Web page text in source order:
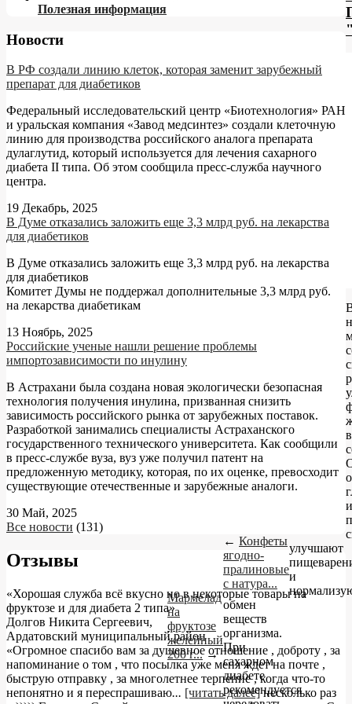
Полезная информация
Новости
В РФ создали линию клеток, которая заменит зарубежный
препарат для диабетиков
Федеральный исследовательский центр «Биотехнология» РАН
и уральская компания «Завод медсинтез» создали клеточную
линию для производства российского аналога препарата
дулаглутид, который используется для лечения сахарного
диабета II типа. Об этом сообщила пресс-служба научного
центра.
19 Декабрь, 2025
В Думе отказались заложить еще 3,3 млрд руб. на лекарства
для диабетиков
В Думе отказались заложить еще 3,3 млрд руб. на лекарства
для диабетиков
Комитет Думы не поддержал дополнительные 3,3 млрд руб.
на лекарства диабетикам
13 Ноябрь, 2025
Российские ученые нашли решение проблемы
импортозависимости по инулину
В Астрахани была создана новая экологически безопасная
технология получения инулина, призванная снизить
зависимость российского рынка от зарубежных поставок.
Разработкой занимались специалисты Астраханского
государственного технического университета. Как сообщили
в пресс-службе вуза, вуз уже получил патент на
предложенную методику, которая, по их оценке, превосходит
существующие отечественные и зарубежные аналоги.
30 Май, 2025
Все новости (131)
Отзывы
«Хорошая служба всё вкусно но в некоторые товары на
фруктозе и для диабета 2 типа»
Долгов Никита Сергеевич,
Ардатовский муниципальный район
«Огромное спасибо вам за душевное отношение , доброту , за
напоминание о том , что посылка уже меня ждет на почте ,
быструю отправку , за многолетнее терпение , когда что-то
непонятно и я переспрашиваю... [читать далее]несколько раз
← Конфеты
ягодно-
пралиновые
с натура...
Мармелад
на
фруктозе
желейный
200 г...→
и
улучшают
и
обмен
веществ
организма.
При
сахарном
диабете
рекомендуется